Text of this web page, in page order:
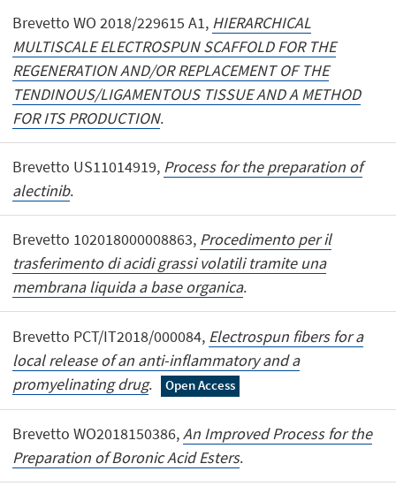
Brevetto WO 2018/229615 A1, HIERARCHICAL
MULTISCALE ELECTROSPUN SCAFFOLD FOR THE
REGENERATION AND/OR REPLACEMENT OF THE
TENDINOUS/LIGAMENTOUS TISSUE AND A METHOD
FOR ITS PRODUCTION.
Brevetto US11014919, Process for the preparation of
alectinib.
Brevetto 102018000008863, Procedimento per il
trasferimento di acidi grassi volatili tramite una
membrana liquida a base organica.
Brevetto PCT/IT2018/000084, Electrospun fibers for a
local release of an anti-inflammatory and a
promyelinating drug. Open Access
Brevetto WO2018150386,An Improved Process for the
Preparation of Boronic Acid Esters.